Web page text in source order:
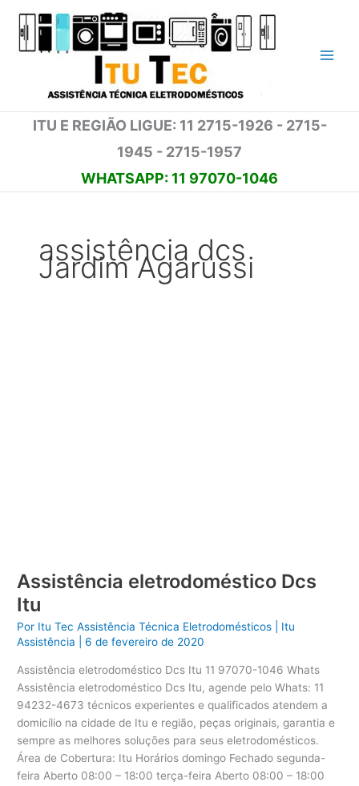
para
ITU E REGIÃO LIGUE: 11 2715-1926 - 2715-
1945 - 2715-1957
WHATSAPP: 11 97070-1046
assistência dcs
Jardim Agarussi
Assistência eletrodoméstico Dcs
Itu
Por Itu Tec Assistência Técnica Eletrodomésticos
Itu
Assistência |6 de fevereiro de 2020
Assistência eletrodoméstico Dcs Itu 11 97070-1046 Whats
Assistência eletrodoméstico Dcs Itu, agende pelo Whats: 11
94232-4673 técnicos experientes e qualificados atendem a
domicílio na cidade de Itu e região, peças originais, garantia e
sempre as melhores soluções para seus eletrodomésticos.
Área de Cobertura: Itu Horários domingo Fechado segunda-
feira Aberto 08:00 – 18:00 terça-feira Aberto 08:00 – 18:00